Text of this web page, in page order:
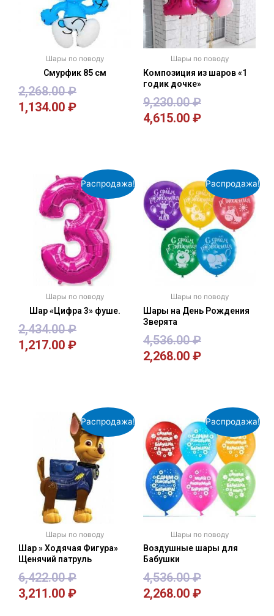
Шары по поводу
Смурфик 85 см
2,268.00₽
1,134.00 ₽
Шары по поводу
Композиция из шаров «1
годик дочке»
9,230.00₽
4,615.00 ₽
Распродажа!
Шары по поводу
Шар «Цифра 3» фуше.
2,434.00₽
1,217.00 ₽
Распродажа!
Шары по поводу
Шары на День Рождения
Зверята
4,536.00₽
2,268.00 ₽
Распродажа!
Шары по поводу
Шар » Ходячая Фигура»
Щенячий патруль
6,422.00₽
3,211.00 ₽
Распродажа!
Шары по поводу
Воздушные шары для
Бабушки
4,536.00₽
2,268.00 ₽